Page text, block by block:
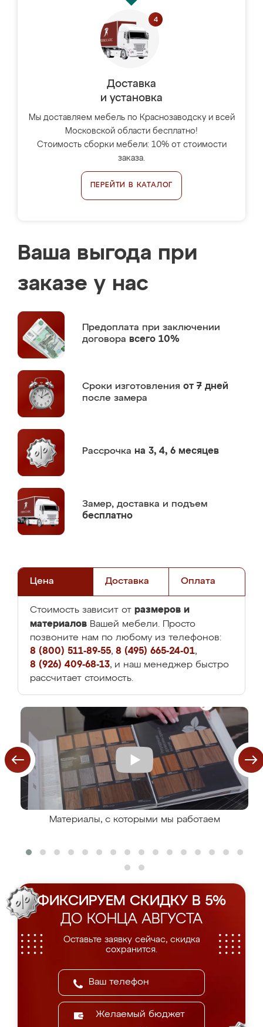
Доставка
и установка
Мы доставляем мебель по Краснозаводску и всей
Московской области бесплатно!
Стоимость сборки мебели: 10% от стоимости
заказа.
ПЕРЕЙТИ В КАТАЛОГ
Ваша выгода при
заказе у нас
Предоплата при заключении
договора всего 10%
Сроки изготовления от 7 дней
после замера
Рассрочка на 3, 4, 6 месяцев
Замер, доставка и подъем
бесплатно
Цена Доставка Оплата
Стоимость зависит от размеров и
материалов Вашей мебели. Просто
позвоните нам по любому из телефонов:
8 (800) 511-89-55, 8 (495) 665-24-01,
8 (926) 409-68-13, и наш менеджер быстро
рассчитает стоимость.
Материалы, с которыми мы работаем
ФИКСИРУЕМ СКИДКУ В 5%
ДО КОНЦА АВГУСТА
Оставьте заявку сейчас, скидка
сохранится.
Желаемый бюджет